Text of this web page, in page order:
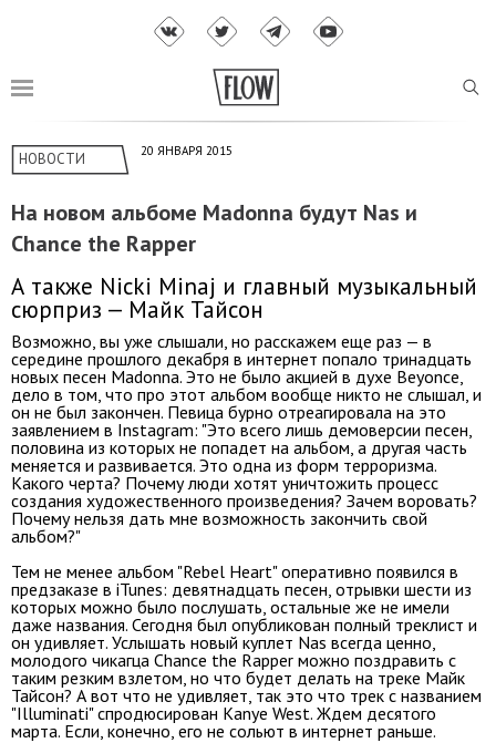
НОВОСТИ 20 ЯНВАРЯ 2015
На новом альбоме Madonna будут Nas и
Chance the Rapper
А также Nicki Minaj и главный музыкальный
сюрприз — Майк Тайсон
Возможно, вы уже слышали, но расскажем еще раз — в
середине прошлого декабря в интернет попало тринадцать
новых песен Madonna. Это не было акцией в духе Beyonce,
дело в том, что про этот альбом вообще никто не слышал, и
он не был закончен. Певица бурно отреагировала на это
заявлением в Instagram: "Это всего лишь демоверсии песен,
половина из которых не попадет на альбом, а другая часть
меняется и развивается. Это одна из форм терроризма.
Какого черта? Почему люди хотят уничтожить процесс
создания художественного произведения? Зачем воровать?
Почему нельзя дать мне возможность закончить свой
альбом?"
Тем не менее альбом "Rebel Heart" оперативно появился в
предзаказе в iTunes: девятнадцать песен, отрывки шести из
которых можно было послушать, остальные же не имели
даже названия. Сегодня был опубликован полный треклист и
он удивляет. Услышать новый куплет Nas всегда ценно,
молодого чикагца Chance the Rapper можно поздравить с
таким резким взлетом, но что будет делать на треке Майк
Тайсон? А вот что не удивляет, так это что трек с названием
"Illuminati" спродюсирован Kanye West. Ждем десятого
марта. Если, конечно, его не сольют в интернет раньше.